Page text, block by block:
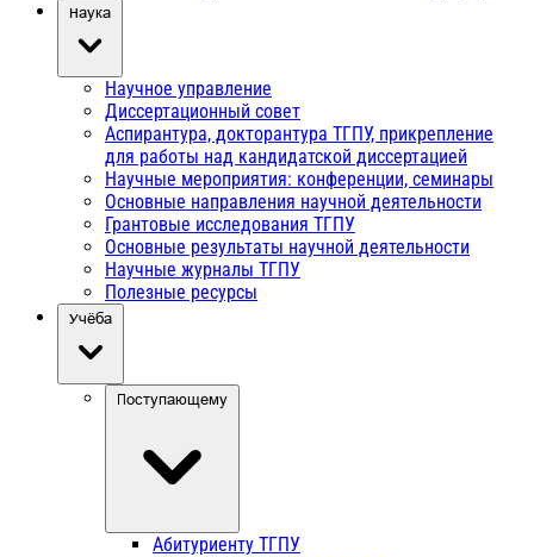
Наука
Научное управление
Диссертационный совет
Аспирантура, докторантура ТГПУ, прикрепление
для работы над кандидатской диссертацией
Научные мероприятия: конференции, семинары
Основные направления научной деятельности
Грантовые исследования ТГПУ
Основные результаты научной деятельности
Научные журналы ТГПУ
Полезные ресурсы
Учёба
Поступающему
Абитуриенту ТГПУ